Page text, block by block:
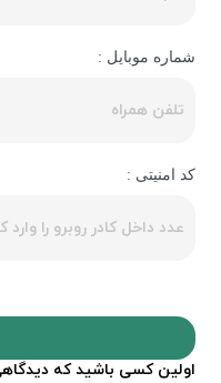
شماره موبایل :
کد امنیتی :
اولین کسی باشید که